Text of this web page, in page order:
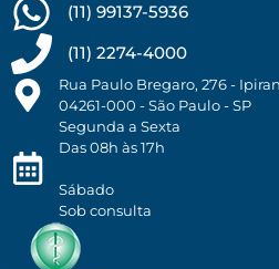
(11) 99137-5936
(11) 2274-4000
Rua Paulo Bregaro, 276 -
04261-000 - São Paulo - SP
Segunda a Sexta
Das 08h às 17h
Sábado
Sob consulta